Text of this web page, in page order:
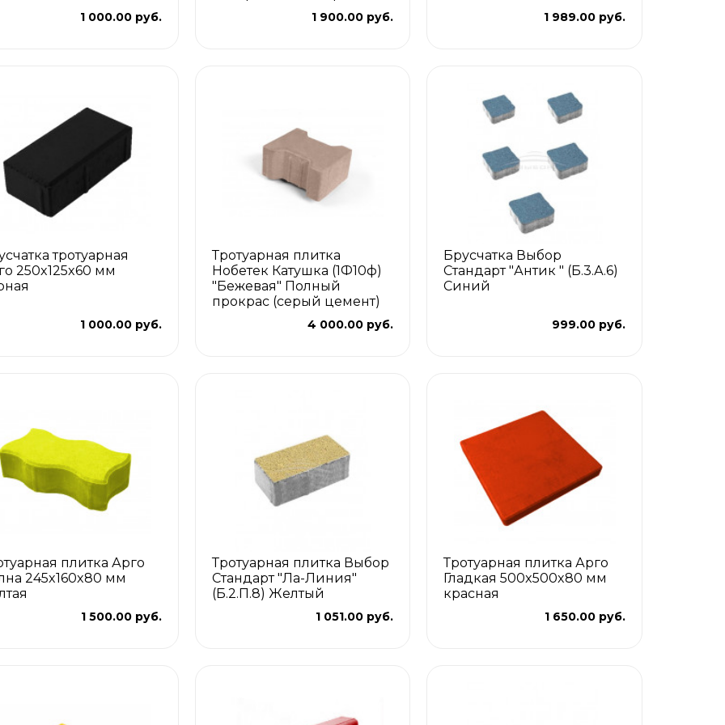
1 000.00 руб. 1 900.00 руб. 1 989.00 руб.
тротуарная
250x125x60 мм
1 000.00 руб.
Тротуарная плитка
Нобетек Катушка (1Ф10ф)
"Бежевая" Полный
прокрас (серый цемент)
4 000.00 руб.
Брусчатка Выбор
Стандарт "Антик " (Б.3.А.6)
Синий
999.00 руб.
плитка Арго
245x160x80 мм
1 500.00 руб.
Тротуарная плитка Выбор
Стандарт "Ла-Линия"
(Б.2.П.8) Желтый
1 051.00 руб.
Тротуарная плитка Арго
Гладкая 500x500x80 мм
красная
1 650.00 руб.